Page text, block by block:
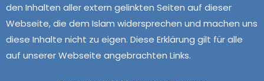
den Inhalten aller extern gelinkten Seiten auf dieser
Webseite, die dem Islam widersprechen und machen uns
diese Inhalte nicht zu eigen. Diese Erklärung gilt für alle
auf unserer Webseite angebrachten Links.